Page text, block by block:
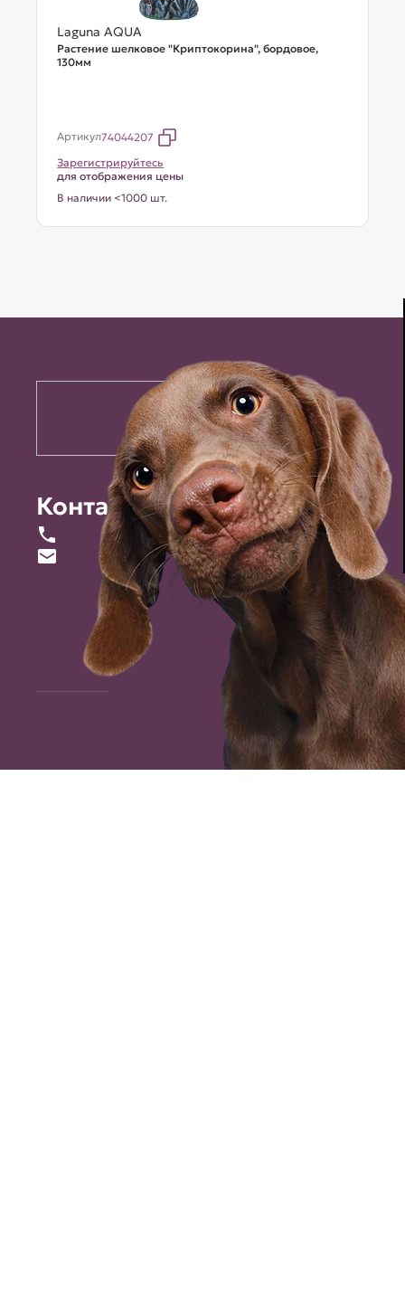
Laguna AQUA
Растение шелковое "Криптокорина", бордовое,
130мм
Артикул74044207
Зарегистрируйтесь
для отображения цены
В наличии <1000 шт.
Контакты